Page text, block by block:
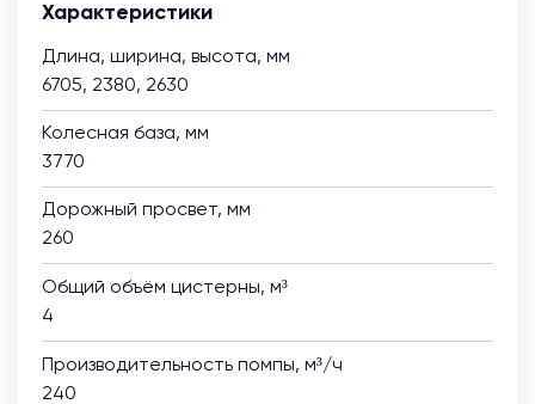
Характеристики
Длина, ширина, высота, мм
6705, 2380, 2630
Колесная база, мм
3770
Дорожный просвет, мм
260
Общий объём цистерны, м³
4
Производительность помпы, м³/ч
240